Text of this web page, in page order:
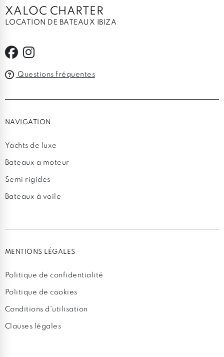
XALOC CHARTER
LOCATION DE BATEAUX IBIZA
Questions fréquentes
NAVIGATION
Yachts de luxe
Bateaux a moteur
Semi rigides
Bateaux à voile
MENTIONS LÉGALES
Politique de confidentialité
Politique de cookies
Conditions d'utilisation
Clauses légales